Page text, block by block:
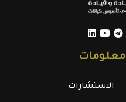
معلومات
الاستشارات